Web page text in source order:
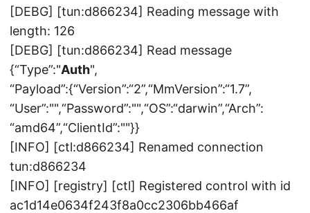
[DEBG] [tun:d866234] Reading message with
length: 126
[DEBG] [tun:d866234] Read message
{“Type”:"Auth",
“Payload”:{“Version”:“2”,“MmVersion”:“1.7”,
“User”:"",“Password”:"",“OS”:“darwin”,“Arch”:
“amd64”,“ClientId”:""}}
[INFO] [ctl:d866234] Renamed connection
tun:d866234
[INFO] [registry] [ctl] Registered control with id
ac1d14e0634f243f8a0cc2306bb466af